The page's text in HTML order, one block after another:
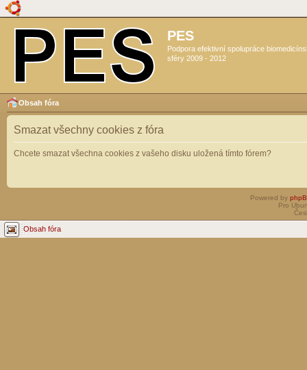
PES
Podpora efektivní spolupráce
sféry 2009 - 2012
Obsah fóra
Smazat všechny cookies z fóra
Chcete smazat všechna cookies z vašeho disku uložená tímto fórem?
Powered by
Pro
Obsah fóra